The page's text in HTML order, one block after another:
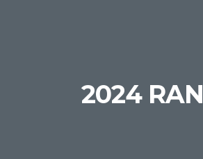
2024